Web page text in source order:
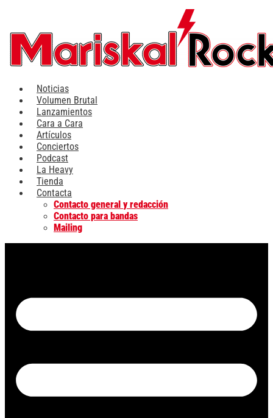
contenido
Noticias
Volumen Brutal
Lanzamientos
Cara a Cara
Artículos
Conciertos
Podcast
La Heavy
Tienda
Contacta
Contacto general y redacción
Contacto para bandas
Mailing